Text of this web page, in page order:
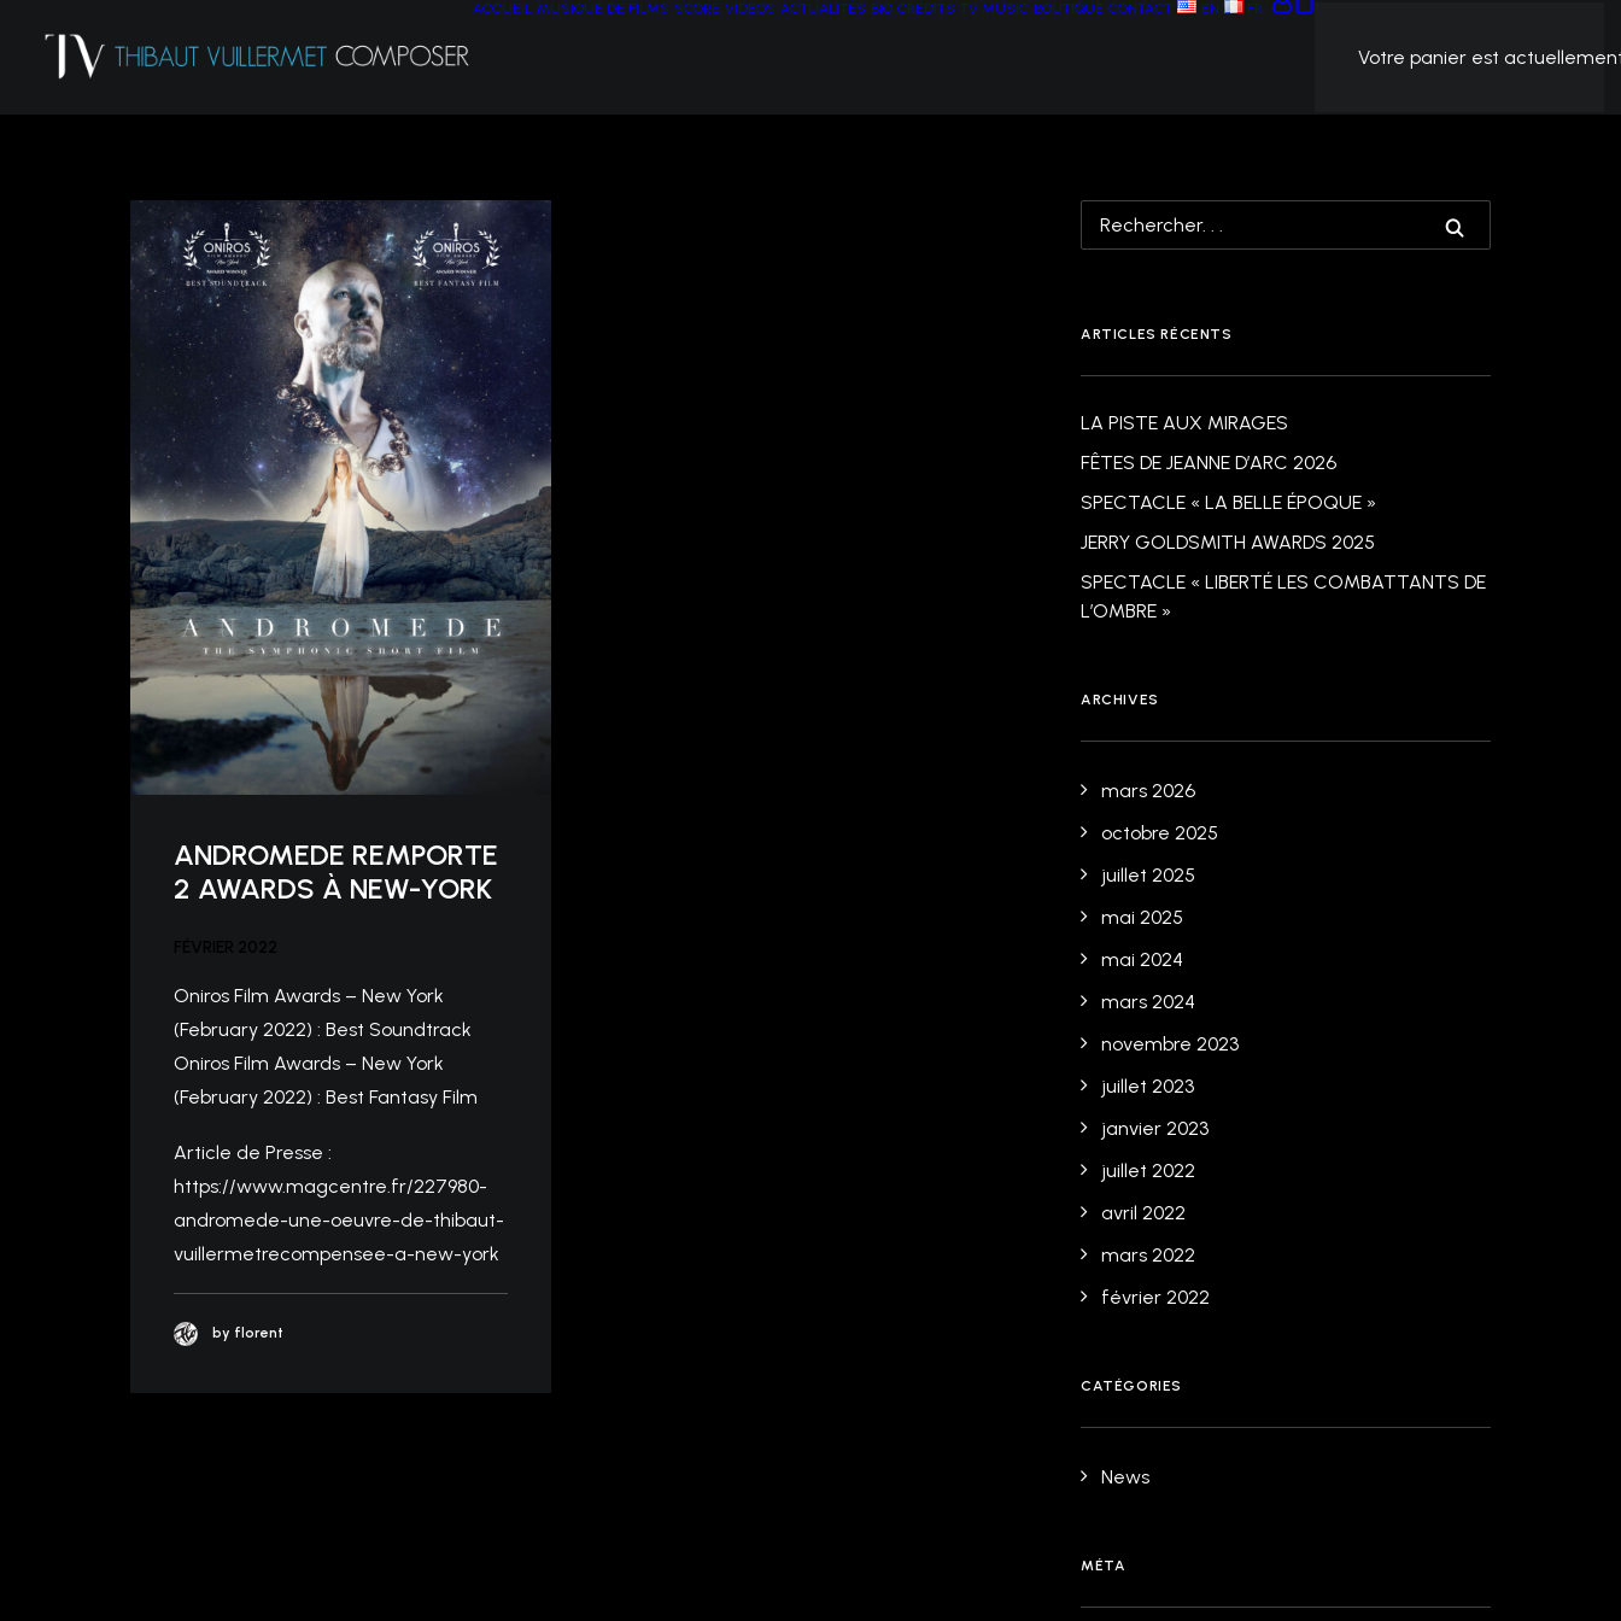
ACCUEIL MUSIQUE DE FILMS SCORE VIDEOS ACTUALITÉS BIO CREDITS TV MUSIC BOUTIQUE CONTACT EN FR
Votre panier est
ANDROMEDE REMPORTE
2 AWARDS À NEW-YORK
FÉVRIER 2022
Oniros Film Awards – New York
(February 2022) : Best Soundtrack
Oniros Film Awards – New York
(February 2022) : Best Fantasy Film
Article de Presse :
https://www.magcentre.fr/227980-
andromede-une-oeuvre-de-thibaut-
vuillermetrecompensee-a-new-york
by florent
ARTICLES RÉCENTS
LA PISTE AUX MIRAGES
FÊTES DE JEANNE D’ARC 2026
SPECTACLE « LA BELLE ÉPOQUE »
JERRY GOLDSMITH AWARDS 2025
SPECTACLE « LIBERTÉ LES COMBATTANTS DE
L’OMBRE »
ARCHIVES
mars 2026
octobre 2025
juillet 2025
mai 2025
mai 2024
mars 2024
novembre 2023
juillet 2023
janvier 2023
juillet 2022
avril 2022
mars 2022
février 2022
CATÉGORIES
News
MÉTA